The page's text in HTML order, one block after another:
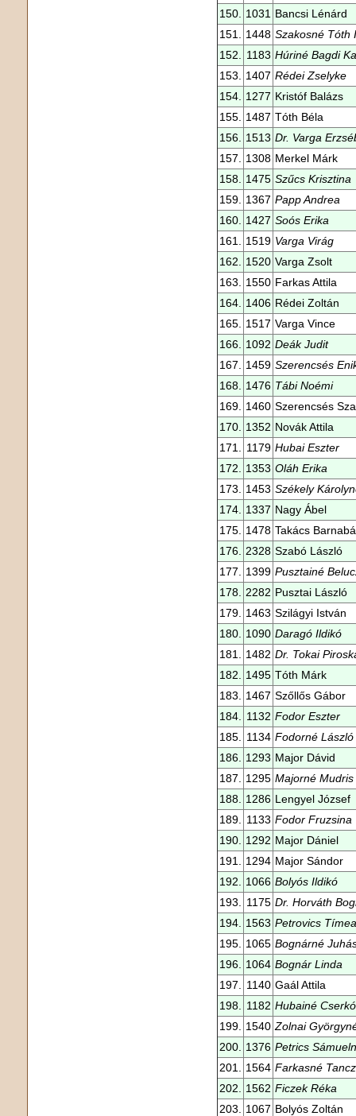
150.
1031 Bancsi Lénárd
151.
1448 Szakosné Tóth
152.
1183 Húriné Bagdi
153.
1407 Rédei Zselyke
154.
1277 Kristóf Balázs
155.
1487 Tóth Béla
156.
1513 Dr. Varga
157.
1308 Merkel Márk
158.
1475 Szűcs Krisztina
159.
1367 Papp Andrea
160.
1427 Soós Erika
161.
1519 Varga Virág
162.
1520 Varga Zsolt
163.
1550 Farkas Attila
164.
1406 Rédei Zoltán
165.
1517 Varga Vince
166.
1092 Deák Judit
167.
1459 Szerencsés
168.
1476 Tábi Noémi
169.
1460 Szerencsés
170.
1352 Novák Attila
171.
1179 Hubai Eszter
172.
1353 Oláh Erika
173.
1453 Székely
174.
1337 Nagy Ábel
175.
1478 Takács
176.
2328 Szabó László
177.
1399 Pusztainé
178.
2282 Pusztai László
179.
1463 Szilágyi István
180.
1090 Daragó Ildikó
181.
1482 Dr. Tokai
182.
1495 Tóth Márk
183.
1467 Szőllős Gábor
184.
1132 Fodor Eszter
185.
1134 Fodorné
186.
1293 Major Dávid
187.
1295 Majorné Mudris
188.
1286 Lengyel József
189.
1133 Fodor Fruzsina
190.
1292 Major Dániel
191.
1294 Major Sándor
192.
1066 Bolyós Ildikó
193.
1175 Dr. Horváth
194.
1563 Petrovics Tímea
195.
1065 Bognárné
196.
1064 Bognár Linda
197.
1140 Gaál Attila
198.
1182 Hubainé
199.
1540 Zolnai
200.
1376 Petrics
201.
1564 Farkasné
202.
1562 Ficzek Réka
203.
1067 Bolyós Zoltán